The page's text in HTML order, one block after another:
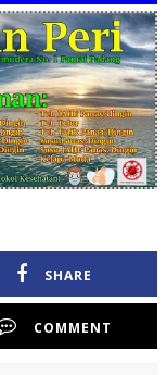
SHARE
COMMENT